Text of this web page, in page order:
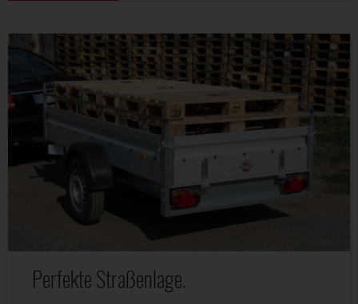
Perfekte Straßenlage.